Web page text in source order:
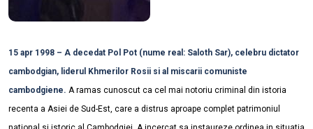
15 apr 1998 – A decedat Pol Pot (nume real: Saloth Sar), celebru dictator
cambodgian, liderul Khmerilor Rosii si al miscarii comuniste
cambodgiene. A ramas cunoscut ca cel mai notoriu criminal din istoria
recenta a Asiei de Sud-Est, care a distrus aproape complet patrimoniul